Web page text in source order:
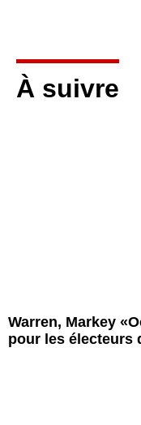
À suivre
Warren, Markey
pour les électeurs